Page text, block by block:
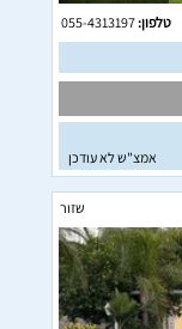
טלפון:055-4313197
אמצ"ש לא עודכן
שזור